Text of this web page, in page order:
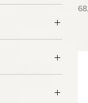
價